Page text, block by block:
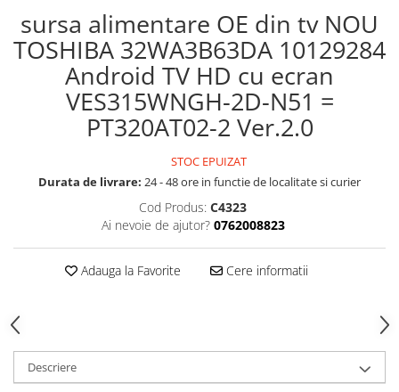
sursa alimentare OE din tv NOU
TOSHIBA 32WA3B63DA 10129284
Android TV HD cu ecran
VES315WNGH-2D-N51 =
PT320AT02-2 Ver.2.0
STOC EPUIZAT
Durata de livrare: 24 - 48 ore in functie de localitate si curier
Cod Produs: C4323
Ai nevoie de ajutor? 0762008823
Adauga la Favorite Cere informatii
Descriere